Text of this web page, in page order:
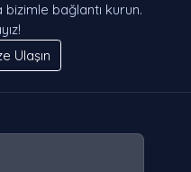
bağlantı kurun.
Ulaşın